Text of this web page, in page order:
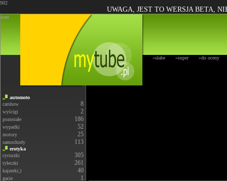
902
UWAGA, JEST TO WERSJA BETA,
start
»słabe »super »do oceny
automoto
carshow
8
wyścigi 2
pozostałe 186
wypadki 52
motory 25
samochody 113
erotyka
cycuszki
305
tyłeczki 261
kajzerki;) 40
gacie 1